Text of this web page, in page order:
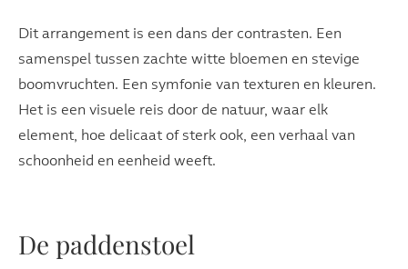
Dit arrangement is een dans der contrasten. Een
samenspel tussen zachte witte bloemen en stevige
boomvruchten. Een symfonie van texturen en kleuren.
Het is een visuele reis door de natuur, waar elk
element, hoe delicaat of sterk ook, een verhaal van
schoonheid en eenheid weeft.
De paddenstoel